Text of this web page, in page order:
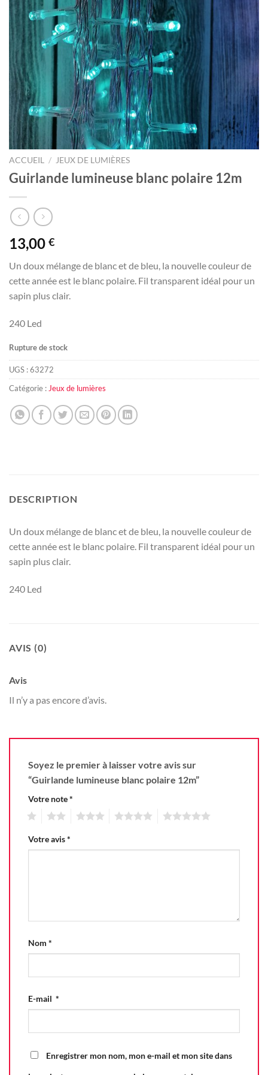
ACCUEIL / JEUX DE LUMIÈRES
Guirlande lumineuse blanc polaire 12m
13,00 €
Un doux mélange de blanc et de bleu, la nouvelle couleur de
cette année est le blanc polaire. Fil transparent idéal pour un
sapin plus clair.
240 Led
Rupture de stock
UGS :63272
Catégorie : Jeux de lumières
DESCRIPTION
Un doux mélange de blanc et de bleu, la nouvelle couleur de
cette année est le blanc polaire. Fil transparent idéal pour un
sapin plus clair.
240 Led
AVIS (0)
Avis
Il n’y a pas encore d’avis.
Soyez le premier à laisser votre avis sur
“Guirlande lumineuse blanc polaire 12m”
Votre note*
Votre avis*
Nom *
E-mail *
Enregistrer mon nom, mon e-mail et mon site dans